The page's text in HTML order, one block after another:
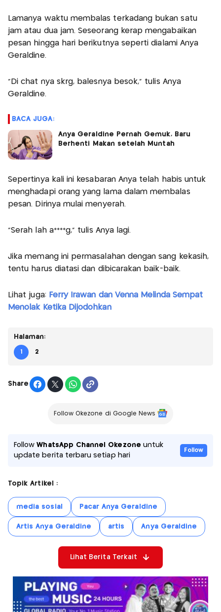
Lamanya waktu membalas terkadang bukan satu
jam atau dua jam. Seseorang kerap mengabaikan
pesan hingga hari berikutnya seperti dialami Anya
Geraldine.
"Di chat nya skrg, balesnya besok," tulis Anya
Geraldine.
BACA JUGA:
Anya Geraldine Pernah Gemuk, Baru
Berhenti Makan setelah Muntah
Sepertinya kali ini kesabaran Anya telah habis untuk
menghadapi orang yang lama dalam membalas
pesan. Dirinya mulai menyerah.
"Serah lah a****g," tulis Anya lagi.
Jika memang ini permasalahan dengan sang kekasih,
tentu harus diatasi dan dibicarakan baik-baik.
Lihat juga: Ferry Irawan dan Venna Melinda Sempat
Menolak Ketika Dijodohkan
Halaman:
1 2
Share
Follow Okezone di Google News
FollowWhatsApp Channel Okezone untuk
update berita terbaru setiap hari
Follow
Topik Artikel :
media sosial Pacar Anya Geraldine
Artis Anya Geraldine artis Anya Geraldine
Lihat Berita Terkait